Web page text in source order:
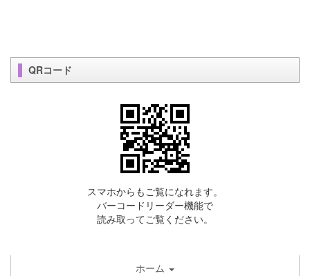
QRコード
スマホからもご覧になれます。
バーコードリーダー機能で
読み取ってご覧ください。
ホーム